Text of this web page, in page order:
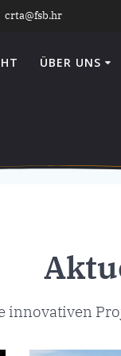
crta@fsb.hr
ÜBER UNS
innovativen